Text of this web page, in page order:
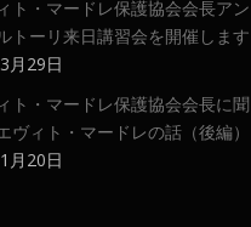
ト・マードレ保護協会会長アン
トーリ来日講習会を開催します
月29日
ト・マードレ保護協会会長に聞
ヴィト・マードレの話（後編）
月20日